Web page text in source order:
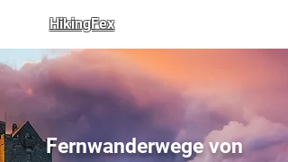
HikingFex
Fernwanderwege von